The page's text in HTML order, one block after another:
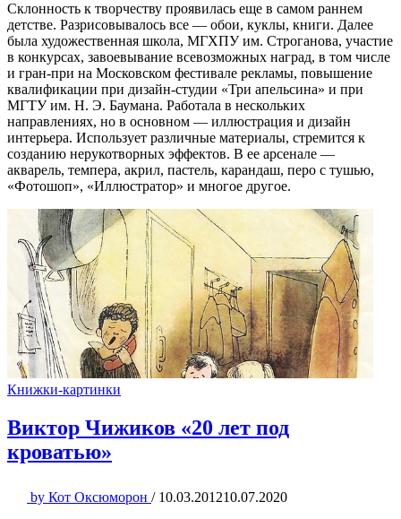
Склонность к творчеству проявилась еще в самом раннем
детстве. Разрисовывалось все — обои, куклы, книги. Далее
была художественная школа, МГХПУ им. Строганова, участие
в конкурсах, завоевывание всевозможных наград, в том числе
и гран-при на Московском фестивале рекламы, повышение
квалификации при дизайн-студии «Три апельсина» и при
МГТУ им. Н. Э. Баумана. Работала в нескольких
направлениях, но в основном — иллюстрация и дизайн
интерьера. Использует различные материалы, стремится к
созданию нерукотворных эффектов. В ее арсенале —
акварель, темпера, акрил, пастель, карандаш, перо с тушью,
«Фотошоп», «Иллюстратор» и многое другое.
Книжки-картинки
Виктор Чижиков «20 лет под
кроватью»
by Кот Оксюморон / 10.03.201210.07.2020